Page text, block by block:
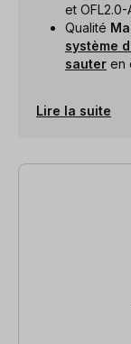
et OFL2.0-
Qualité
système
sauter en
Lire la suite
4 articles trouvés